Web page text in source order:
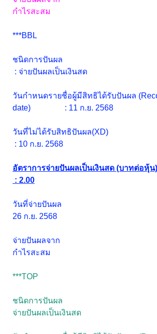
กำไรสะสม
***BBL
ชนิดการปั
: จ่ายปันผลเป็นเงินสด
วันกำหนดรายชื่อผู้มีสิทธิได้รับปันผล
date) : 11 ก.ย. 2568
วันที่ไม่ได้รับสิทธิปัน
: 10 ก.ย. 2568
อัตราการจ่ายปันผลเป็นเงินสด
: 2.00
วันที่จ่ายปั
26 ก.ย. 2568
จ่ายปันผล
กำไรสะสม
***TOP
ชนิดการปั
จ่ายปันผลเป็นเงินสด